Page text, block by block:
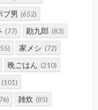
ブ男 (652)
(77) 勘九郎 (83)
家メシ (72)
晩ごはん (210)
(101)
雑炊 (85)